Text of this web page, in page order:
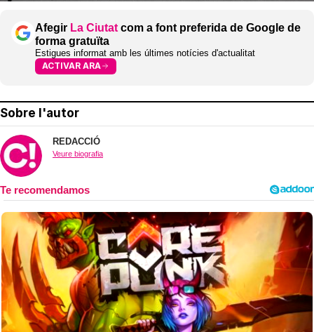
Afegir La Ciutat com a font preferida de Google de
forma gratuïta
Estigues informat amb les últimes notícies d'actualitat
ACTIVAR ARA
Sobre l'autor
REDACCIÓ
Veure biografia